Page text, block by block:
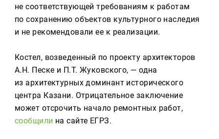
не соответствующей требованиям к работам
по сохранению объектов культурного наследия
и не рекомендовали ее к реализации.
Костел, возведенный по проекту архитекторов
А.Н. Песке и П.Т. Жуковского, — одна
из архитектурных доминант исторического
центра Казани. Отрицательное заключение
может отсрочить начало ремонтных работ,
сообщили на сайте ЕГРЗ.